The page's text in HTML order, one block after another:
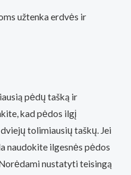
užtenka erdvės ir
pėdų tašką ir
kad pėdos ilgį
tolimiausių taškų. Jei
naudokite ilgesnės pėdos
nustatyti teisingą